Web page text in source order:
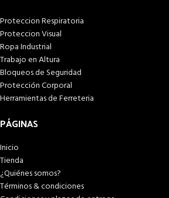
Proteccion Respiratoria
Proteccion Visual
Ropa Industrial
Trabajo en Altura
Bloqueos de Seguridad
Protección Corporal
Herramientas de Ferreteria
PÁGINAS
Inicio
Tienda
¿Quiénes somos?
Términos & condiciones